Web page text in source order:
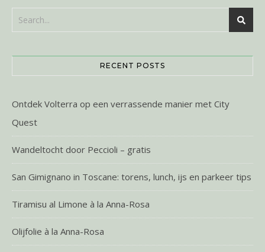
RECENT POSTS
Ontdek Volterra op een verrassende manier met City
Quest
Wandeltocht door Peccioli – gratis
San Gimignano in Toscane: torens, lunch, ijs en parkeer tips
Tiramisu al Limone à la Anna-Rosa
Olijfolie à la Anna-Rosa